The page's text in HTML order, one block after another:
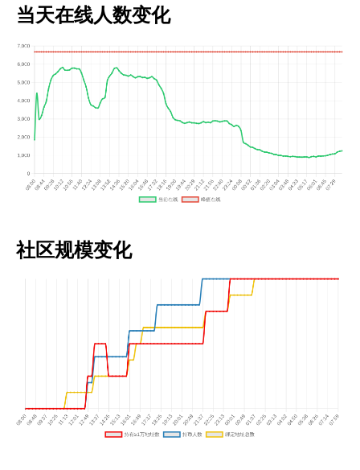
当天在线人数变化
社区规模变化